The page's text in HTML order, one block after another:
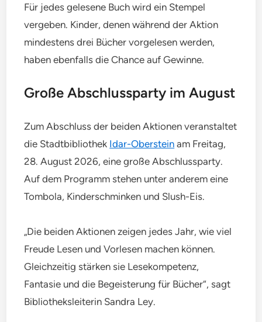
Für jedes gelesene Buch wird ein Stempel
vergeben. Kinder, denen während der Aktion
mindestens drei Bücher vorgelesen werden,
haben ebenfalls die Chance auf Gewinne.
Große Abschlussparty im August
Zum Abschluss der beiden Aktionen veranstaltet
die Stadtbibliothek Idar-Oberstein am Freitag,
28. August 2026, eine große Abschlussparty.
Auf dem Programm stehen unter anderem eine
Tombola, Kinderschminken und Slush-Eis.
„Die beiden Aktionen zeigen jedes Jahr, wie viel
Freude Lesen und Vorlesen machen können.
Gleichzeitig stärken sie Lesekompetenz,
Fantasie und die Begeisterung für Bücher“, sagt
Bibliotheksleiterin Sandra Ley.